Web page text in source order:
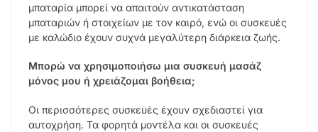
μπαταρία μπορεί να απαιτούν αντικατάσταση
μπαταριών ή στοιχείων με τον καιρό, ενώ οι συσκευές
με καλώδιο έχουν συχνά μεγαλύτερη διάρκεια ζωής.
Μπορώ να χρησιμοποιήσω μια συσκευή μασάζ
μόνος μου ή χρειάζομαι βοήθεια;
Οι περισσότερες συσκευές έχουν σχεδιαστεί για
αυτοχρήση. Τα φορητά μοντέλα και οι συσκευές